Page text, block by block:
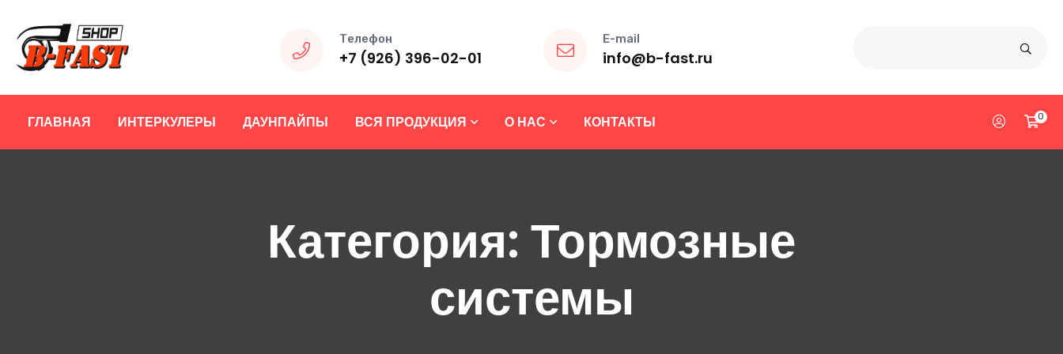
Телефон
+7 (926) 396-02-01
E-mail
info@b-fast.ru
ГЛАВНАЯ ИНТЕРКУЛЕРЫ ДАУНПАЙПЫ ВСЯ ПРОДУКЦИЯ О НАС КОНТАКТЫ 0
Категория: Тормозные
системы